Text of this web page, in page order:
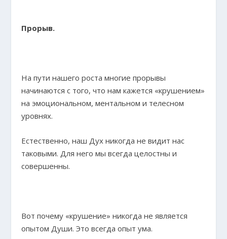
Прорыв.
На пути нашего роста многие прорывы
начинаются с того, что нам кажется «крушением»
на эмоциональном, ментальном и телесном
уровнях.
Естественно, наш Дух никогда не видит нас
таковыми. Для него мы всегда целостны и
совершенны.
Вот почему «крушение» никогда не является
опытом Души. Это всегда опыт ума.